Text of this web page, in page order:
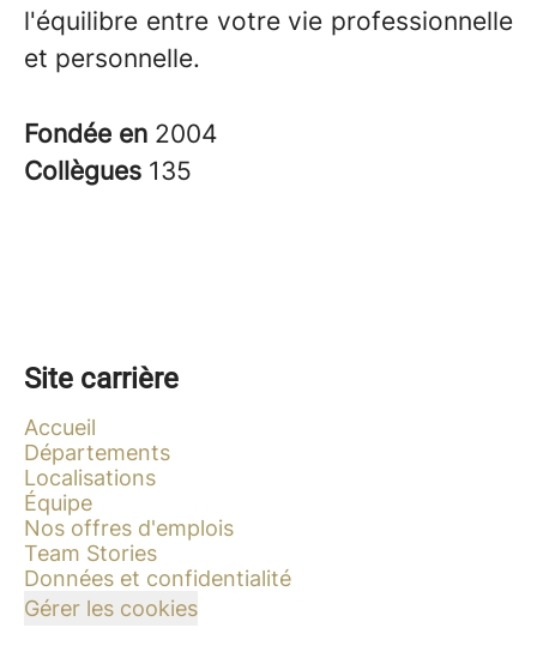
l'équilibre entre votre vie professionnelle
et personnelle.
Fondée en 2004
Collègues 135
Site carrière
Accueil
Départements
Localisations
Équipe
Nos offres d'emplois
Team Stories
Données et confidentialité
Gérer les cookies